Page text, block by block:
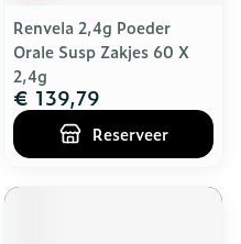
Renvela 2,4g Poeder
Orale Susp Zakjes 60 X
2,4g
€ 139,79
Reserveer